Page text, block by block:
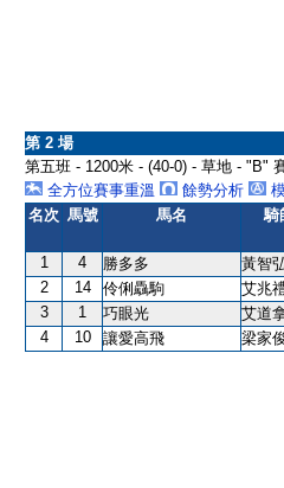
第 2 場
第五班 - 1200米 - (40-0) - 草地 - "B"
全方位賽事重溫
餘勢分析
名次 馬號 馬名 騎
1 4 勝多多 黃智
2
14 伶俐驫駒 艾兆
3
1 巧眼光 艾道
4
10 讓愛高飛 梁家